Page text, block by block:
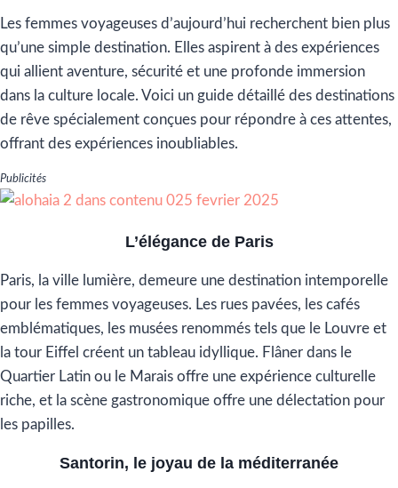
Les femmes voyageuses d’aujourd’hui recherchent bien plus
qu’une simple destination. Elles aspirent à des expériences
qui allient aventure, sécurité et une profonde immersion
dans la culture locale. Voici un guide détaillé des destinations
de rêve spécialement conçues pour répondre à ces attentes,
offrant des expériences inoubliables.
Publicités
L’élégance de Paris
Paris, la ville lumière, demeure une destination intemporelle
pour les femmes voyageuses. Les rues pavées, les cafés
emblématiques, les musées renommés tels que le Louvre et
la tour Eiffel créent un tableau idyllique. Flâner dans le
Quartier Latin ou le Marais offre une expérience culturelle
riche, et la scène gastronomique offre une délectation pour
les papilles.
Santorin, le joyau de la méditerranée